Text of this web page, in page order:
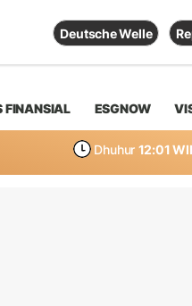
Deutsche Welle
FINANSIAL ESGNOW
Dhuhur 12:01